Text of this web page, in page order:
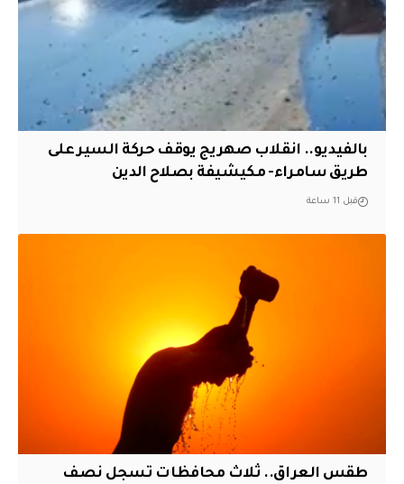
بالفيديو.. انقلاب صهريج يوقف حركة السير على
طريق سامراء- مكيشيفة بصلاح الدين
قبل 11 ساعة
طقس العراق.. ثلاث محافظات تسجل نصف